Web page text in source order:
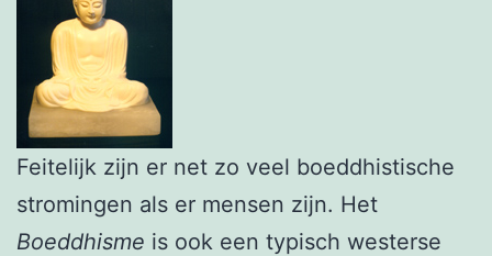
Feitelijk zijn er net zo veel boeddhistische
stromingen als er mensen zijn. Het
Boeddhisme is ook een typisch westerse